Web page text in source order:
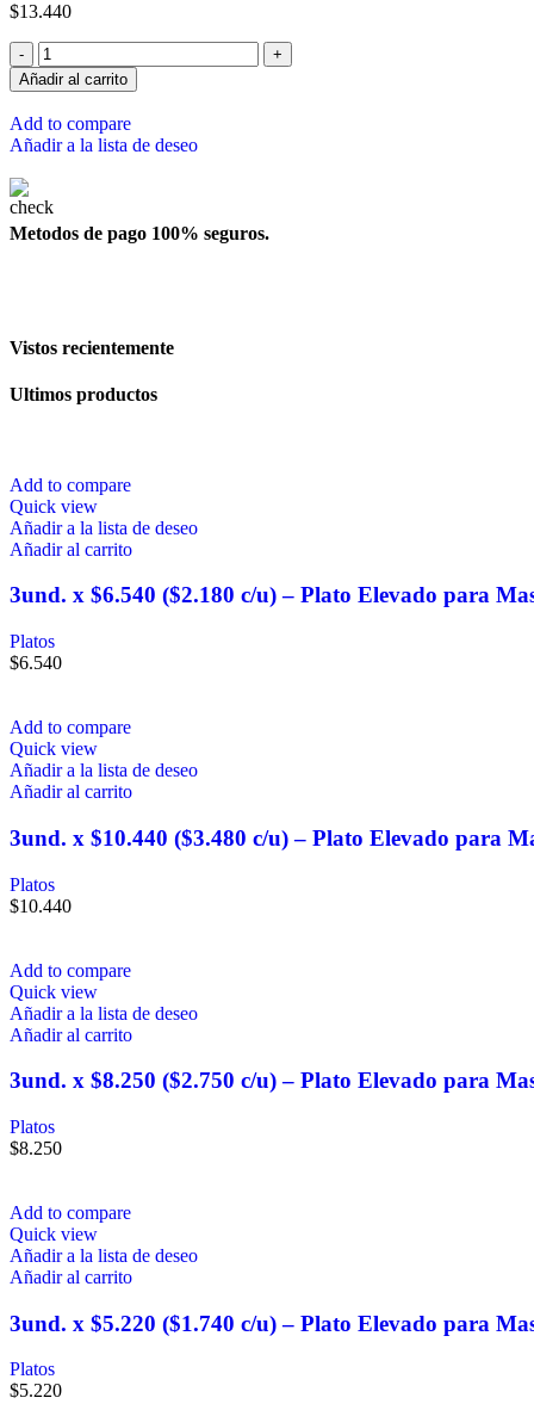
$13.440
Añadir al carrito
Add to compare
Añadir a la lista de deseo
Metodos de pago 100% seguros.
Vistos recientemente
Ultimos productos
Add to compare
Quick view
Añadir a la lista de deseo
Añadir al carrito
3und. x $6.540 ($2.180 c/u) – Plato Elevado para
Platos
$6.540
Add to compare
Quick view
Añadir a la lista de deseo
Añadir al carrito
3und. x $10.440 ($3.480 c/u) – Plato Elevado para
Platos
$10.440
Add to compare
Quick view
Añadir a la lista de deseo
Añadir al carrito
3und. x $8.250 ($2.750 c/u) – Plato Elevado para
Platos
$8.250
Add to compare
Quick view
Añadir a la lista de deseo
Añadir al carrito
3und. x $5.220 ($1.740 c/u) – Plato Elevado para
Platos
$5.220